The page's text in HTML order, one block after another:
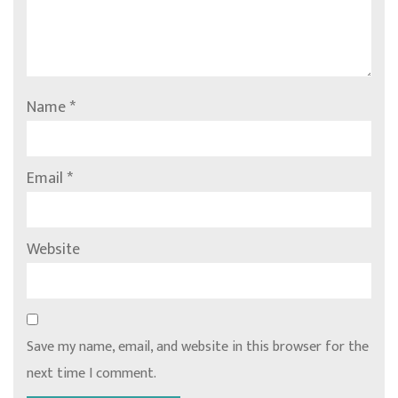
Name*
Email*
Website
Save my name, email, and website in this browser for the
next time I comment.